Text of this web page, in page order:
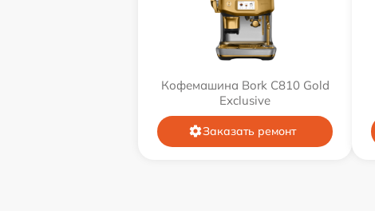
Кофемашина Bork C810 Gold
Exclusive
Заказать ремонт